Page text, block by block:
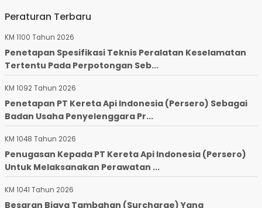
Peraturan Terbaru
KM 1100 Tahun 2026
Penetapan Spesifikasi Teknis Peralatan Keselamatan
Tertentu Pada Perpotongan Seb...
KM 1092 Tahun 2026
Penetapan PT Kereta Api Indonesia (Persero) Sebagai
Badan Usaha Penyelenggara Pr...
KM 1048 Tahun 2026
Penugasan Kepada PT Kereta Api Indonesia (Persero)
Untuk Melaksanakan Perawatan ...
KM 1041 Tahun 2026
Besaran Biaya Tambahan (Surcharge) Yang